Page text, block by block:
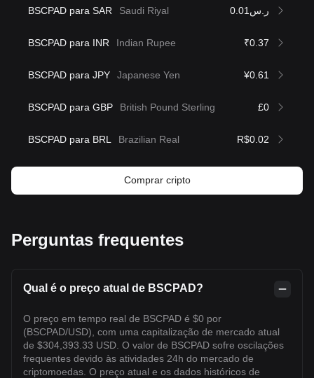
BSCPAD para SAR Saudi Riyal ر.س0.01
BSCPAD para INR Indian Rupee ₹0.37
BSCPAD para JPY Japanese Yen ¥0.61
BSCPAD para GBP British Pound Sterling £0
BSCPAD para BRL Brazilian Real R$0.02
Comprar cripto
Perguntas frequentes
Qual é o preço atual de BSCPAD?
O preço em tempo real de BSCPAD é $0 por
(BSCPAD/USD), com uma capitalização de mercado atual
de $304,393.33 USD. O valor de BSCPAD sofre oscilações
frequentes devido às atividades 24h do mercado de
criptomoedas. O preço atual e os dados históricos de